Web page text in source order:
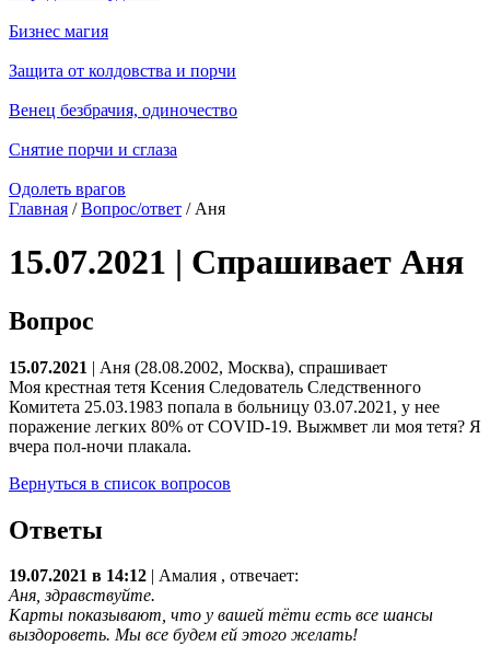
Бизнес магия
Защита от колдовства и порчи
Венец безбрачия, одиночество
Снятие порчи и сглаза
Одолеть врагов
Главная /Вопрос/ответ / Аня
15.07.2021 | Спрашивает Аня
Вопрос
15.07.2021 | Аня (28.08.2002, Москва), спрашивает
Моя крестная тетя Ксения Следователь Следственного
Комитета 25.03.1983 попала в больницу 03.07.2021, у нее
поражение легких 80% от COVID-19. Выжмвет ли моя тетя? Я
вчера пол-ночи плакала.
Вернуться в список вопросов
Ответы
19.07.2021 в 14:12 Амалия , отвечает:
Аня, здравствуйте.
Карты показывают, что у вашей тёти есть все шансы
выздороветь. Мы все будем ей этого желать!